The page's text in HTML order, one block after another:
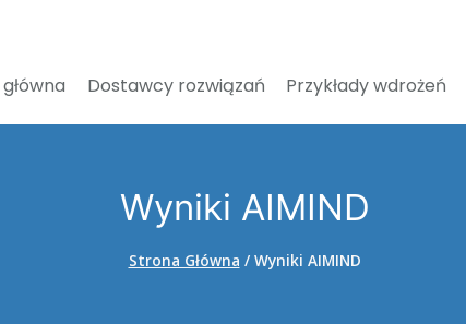
Dostawcy rozwiązań Przykłady wdrożeń
Wyniki AIMIND
Strona Główna / Wyniki AIMIND